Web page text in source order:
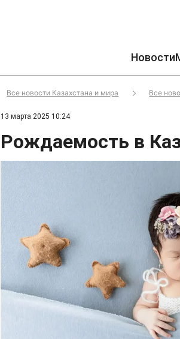
Новости
Все новости Казахстана и мира Все
13 марта 2025 10:24
Рождаемость в